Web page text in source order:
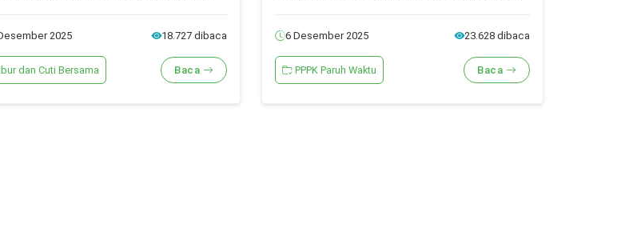
2025 18.727 dibaca
dan Cuti Bersama Baca
6 Desember 2025 23.628 dibaca
PPPK Paruh Waktu Baca